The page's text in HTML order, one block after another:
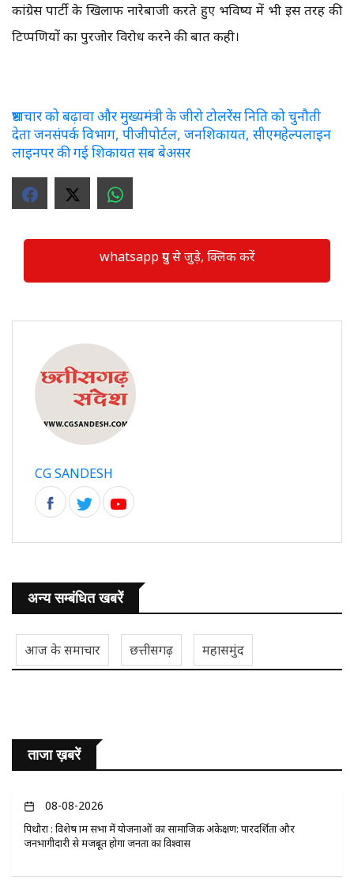
कांग्रेस पार्टी के खिलाफ नारेबाजी करते हुए भविष्य में भी इस तरह की
टिप्पणियों का पुरजोर विरोध करने की बात कही।
भ्रष्टाचार को बढ़ावा और मुख्यमंत्री के जीरो टोलरेंस निति को चुनौती
देता जनसंपर्क विभाग, पीजीपोर्टल, जनशिकायत, सीएमहेल्पलाइन
लाइनपर की गई शिकायत सब बेअसर
whatsapp ग्रुप से जुड़े, क्लिक करें
CG SANDESH
अन्य सम्बंधित खबरें
आज के समाचार छत्तीसगढ़ महासमुंद
ताजा ख़बरें
08-08-2026
पिथौरा : विशेष ग्राम सभा में योजनाओं का सामाजिक अंकेक्षण: पारदर्शिता और
जनभागीदारी से मजबूत होगा जनता का विश्वास